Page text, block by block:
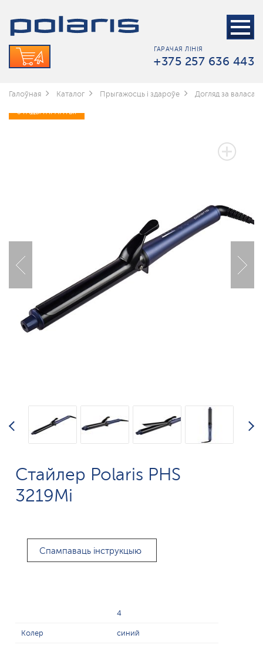
ГАРАЧАЯ ЛІНІЯ
+375 257 636 443
Галоўная Каталог Прыгажосць і здароўе Догляд за валасамі
3 ГАДЫ ГАРАНТЫІ
Стайлер Polaris PHS
3219Mi
Спампаваць інструкцыю
4
Колер синий